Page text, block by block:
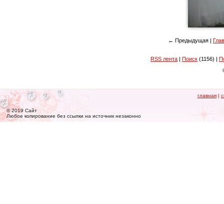
← Предыдущая |
RSS лента | Поиск (1156) |
© 2019 Сайт
Любое копирование без ссылки на источник незаконно
главная |